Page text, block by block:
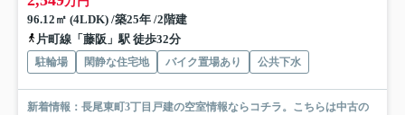
96.12㎡ (4LDK) /築25年 /2階建
片町線「藤阪」駅 徒歩32分
駐輪場 閑静な住宅地 バイク置場あり 公共下水
新着情報：長尾東町3丁目戸建の空室情報ならコチラ。こちらは中古の